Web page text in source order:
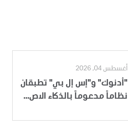
أغسطس 04, 2026
"أدنوك" و"إس إل بي" تطبقان
نظاماً مدعوماً بالذكاء الاص...